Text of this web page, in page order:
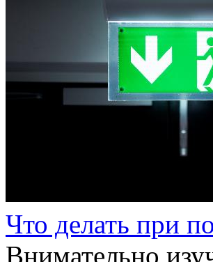
Что делать при
Внимательно